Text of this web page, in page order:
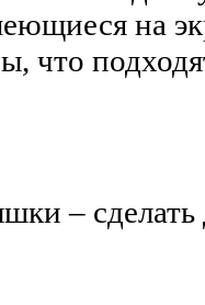
на
что
– сделать